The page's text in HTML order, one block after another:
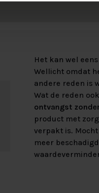
Het kan wel
Wellicht omdat
andere reden is
Wat de reden
ontvangst
product met
verpakt is.
meer